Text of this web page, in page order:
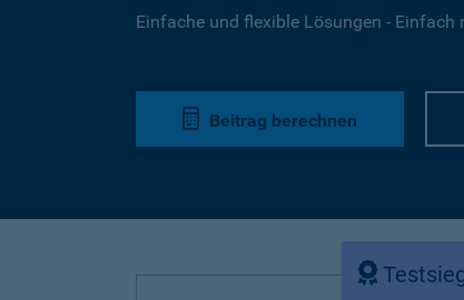
Einfache und flexible Lösungen - Einfach
Beitrag berechnen